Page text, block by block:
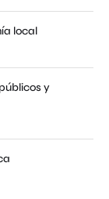
local
y